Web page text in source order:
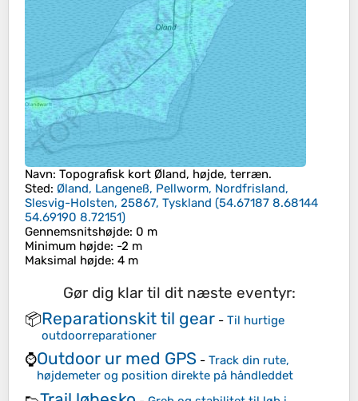
Navn: Topografisk kort Øland, højde, terræn.
Sted: Øland, Langeneß, Pellworm, Nordfrisland,
Slesvig-Holsten, 25867, Tyskland (54.67187 8.68144
54.69190 8.72151)
Gennemsnitshøjde: 0 m
Minimum højde: -2 m
Maksimal højde: 4 m
Gør dig klar til dit næste eventyr:
📦Reparationskit til gear - Til hurtige
outdoorreparationer
⌚Outdoor ur med GPS - Track din rute,
højdemeter og position direkte på håndleddet